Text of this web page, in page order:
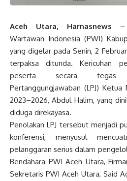
Aceh Utara, Harnasnews –
Wartawan Indonesia (PWI)
yang digelar pada Senin, 2
terpaksa ditunda. Kericuhan
peserta secara tegas
Pertanggungjawaban (LPJ)
2023–2026, Abdul Halim, yang
diduga direkayasa.
Penolakan LPJ tersebut menjadi
konferensi, menyusul
pelanggaran serius dalam
Bendahara PWI Aceh Utara,
Sekretaris PWI Aceh Utara, Said